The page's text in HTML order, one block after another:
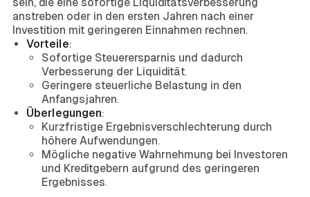
anstreben oder in den ersten Jahren nach einer
Investition mit geringeren Einnahmen rechnen.
Vorteile:
Sofortige Steuerersparnis und dadurch
Verbesserung der Liquidität.
Geringere steuerliche Belastung in den
Anfangsjahren.
Überlegungen:
Kurzfristige Ergebnisverschlechterung durch
höhere Aufwendungen.
Mögliche negative Wahrnehmung bei Investoren
und Kreditgebern aufgrund des geringeren
Ergebnisses.